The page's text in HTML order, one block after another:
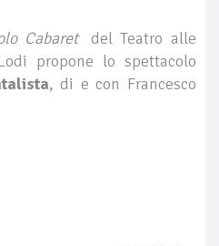
Cabaret
del Teatro alle
propone lo spettacolo
, di e con Francesco